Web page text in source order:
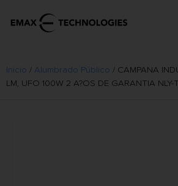
Inicio / Alumbrado Público / CAMPANA
LM, UFO 100W 2 A?OS DE GARANTIA NLY-